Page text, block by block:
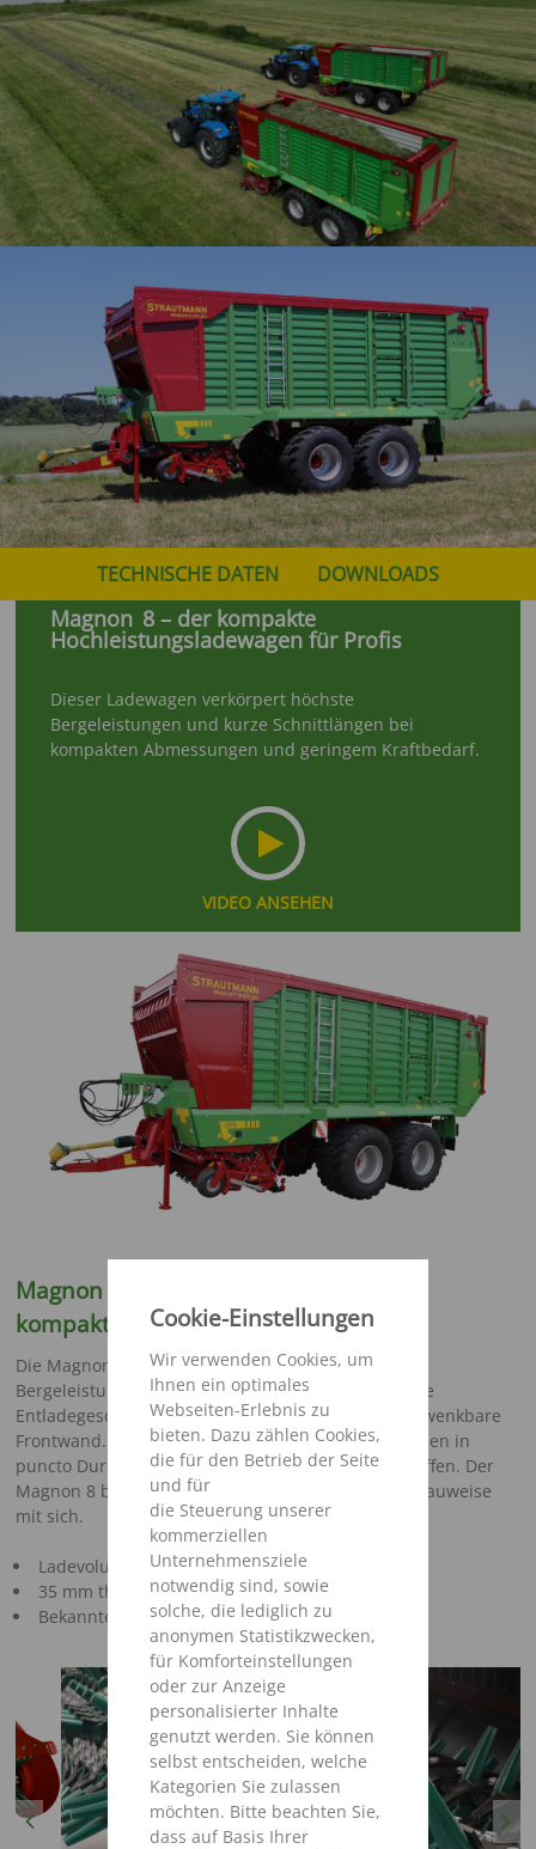
Cookie-Einstellungen
Wir verwenden Cookies, um
Ihnen ein optimales
Webseiten-Erlebnis zu
bieten. Dazu zählen Cookies,
die für den Betrieb der Seite
und für
die Steuerung unserer
kommerziellen
Unternehmensziele
notwendig sind, sowie
solche, die lediglich zu
anonymen Statistikzwecken,
für Komforteinstellungen
oder zur Anzeige
personalisierter Inhalte
genutzt werden. Sie können
selbst entscheiden, welche
Kategorien Sie zulassen
möchten. Bitte beachten Sie,
dass auf Basis Ihrer
TECHNISCHE DATEN DOWNLOADS
Magnon 8 – der kompakte
Hochleistungsladewagen für Profis
Dieser Ladewagen verkörpert höchste
Bergeleistungen und kurze Schnittlängen bei
kompakten Abmessungen und geringem Kraftbedarf.
VIDEO ANSEHEN
Magnon 8 - Enorme Ladeleistung bei
kompakter Bauweise!
Die Magnon-Baureihen sind bekannt für hohe
Bergeleistungen und bestechen am Silo durch hohe
Entladegeschwindigkeiten durch die bewährte schwenkbare
Frontwand. Damit sind diese Ladewagengenerationen in
puncto Durchsatz und Schlagkraft nicht zu übertreffen. Der
Magnon 8 bringt diese Vorteile nun in kompakter Bauweise
mit sich.
Ladevolumen 32 – 40 m³ (nach DIN 11741)
35 mm theoretische Schnittlänge
Bekanntes Continuous-Flow-System
Previous